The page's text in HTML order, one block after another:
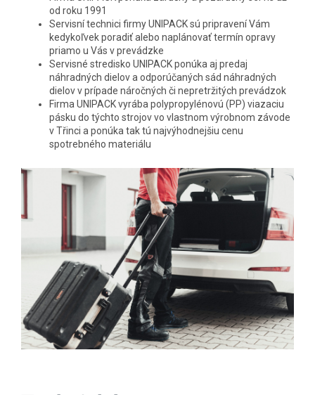
od roku 1991
Servisní technici firmy UNIPACK sú pripravení Vám
kedykoľvek poradiť alebo naplánovať termín opravy
priamo u Vás v prevádzke
Servisné stredisko UNIPACK ponúka aj predaj
náhradných dielov a odporúčaných sád náhradných
dielov v prípade náročných či nepretržitých prevádzok
Firma UNIPACK vyrába polypropylénovú (PP) viazaciu
pásku do týchto strojov vo vlastnom výrobnom závode
v Třinci a ponúka tak tú najvýhodnejšiu cenu
spotrebného materiálu